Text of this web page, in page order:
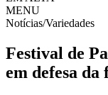
MENU
Notícias/Variedades
Festival de
em defesa da